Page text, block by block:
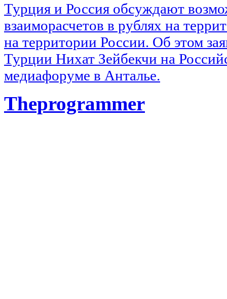
Турция и Россия обсуждают
взаиморасчетов в рублях на
на территории России. Об этом
Турции Нихат Зейбекчи на
медиафоруме в Анталье.
Theprogrammer